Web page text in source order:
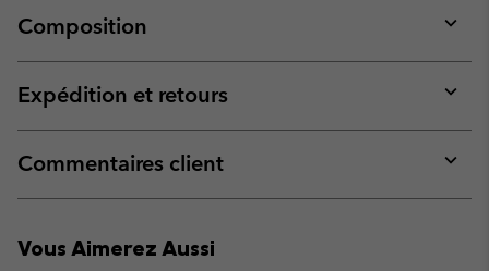
Composition
or
Expédition et retours
or
Commentaires client
or
Vous Aimerez Aussi